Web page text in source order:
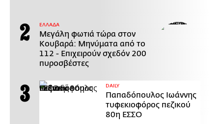
ΕΛΛΑΔΑ
Μεγάλη φωτιά τώρα στον
Κουβαρά: Μηνύματα από το
112 - Επιχειρούν σχεδόν 200
πυροσβέστες
DAILY
Παπαδόπουλος Ιωάννης
τυφεκιοφόρος πεζικού
80η ΕΣΣΟ